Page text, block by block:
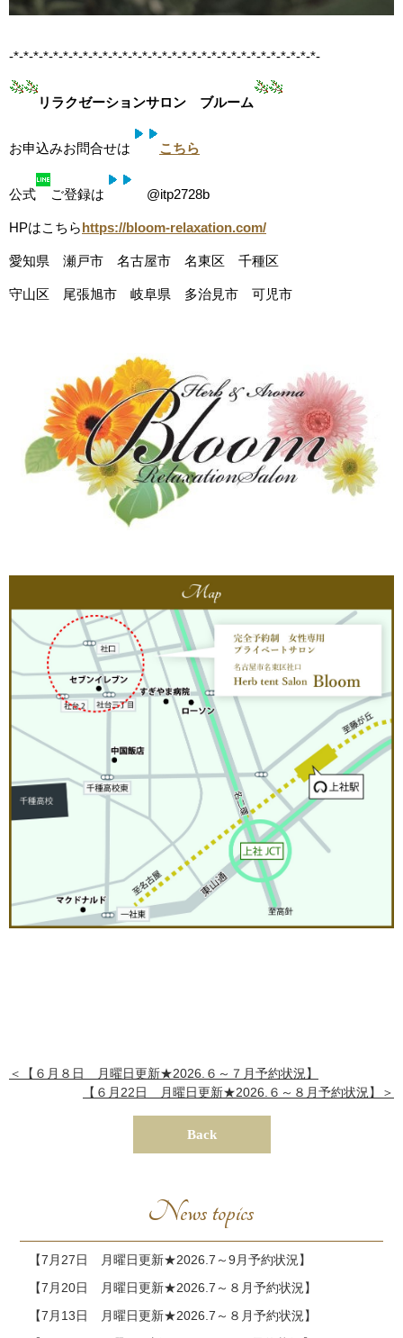
-*-*-*-*-*-*-*-*-*-*-*-*-*-*-*-*-*-*-*-*-*-*-*-*-*-*-*-*-*-*-*-
リラクゼーションサロン ブルーム
お申込みお問合せは こちら
公式 ご登録は @itp2728b
HPはこちらhttps://bloom-relaxation.com/
愛知県 瀬戸市 名古屋市 名東区 千種区
守山区 尾張旭市 岐阜県 多治見市 可児市
＜【６月８日 月曜日更新★2026.６～７月予約状況】
【６月22日 月曜日更新★2026.６～８月予約状況】＞
Back
News topics
【7月27日 月曜日更新★2026.7～9月予約状況】
【7月20日 月曜日更新★2026.7～８月予約状況】
【7月13日 月曜日更新★2026.7～８月予約状況】